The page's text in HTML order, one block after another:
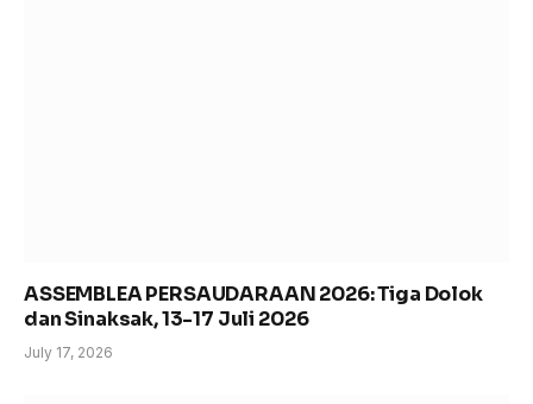
ASSEMBLEA PERSAUDARAAN 2026: Tiga Dolok
dan Sinaksak, 13-17 Juli 2026
July 17, 2026